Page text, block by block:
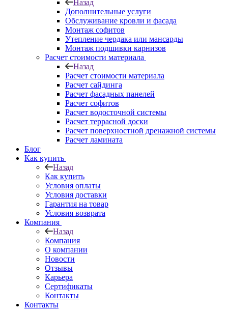
Назад
Дополнительные услуги
Обслуживание кровли и фасада
Монтаж софитов
Утепление чердака или мансарды
Монтаж подшивки карнизов
Расчет стоимости материала
Назад
Расчет стоимости материала
Расчет сайдинга
Расчет фасадных панелей
Расчет софитов
Расчет водосточной системы
Расчет террасной доски
Расчет поверхностной дренажной системы
Расчет ламината
Блог
Как купить
Назад
Как купить
Условия оплаты
Условия доставки
Гарантия на товар
Условия возврата
Компания
Назад
Компания
О компании
Новости
Отзывы
Карьера
Сертификаты
Контакты
Контакты